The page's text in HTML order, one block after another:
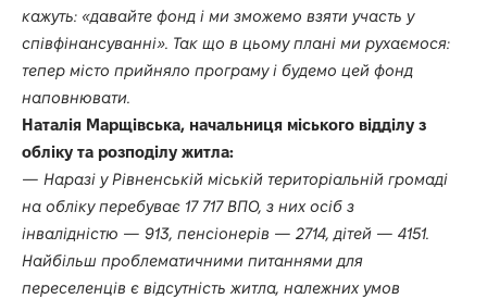
кажуть: «давайте фонд і ми зможемо взяти участь у
співфінансуванні». Так що в цьому плані ми рухаємося:
тепер місто прийняло програму і будемо цей фонд
наповнювати.
Наталія Марщівська, начальниця міського відділу з
обліку та розподілу житла:
— Наразі у Рівненській міській територіальній громаді
на обліку перебуває 17 717 ВПО, з них осіб з
інвалідністю — 913, пенсіонерів — 2714, дітей — 4151.
Найбільш проблематичними питаннями для
переселенців є відсутність житла, належних умов